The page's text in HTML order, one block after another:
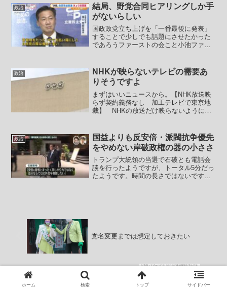
千代田区）に、黒川弘務東...
政治
結局、野党合同ヒアリングしか手
がないらしい
国政政党立ち上げを「一番最後に発表」
することで少しでも話題にさせたかった
であろうファーストの会こと小池ファー
だと１９日の衆院選公示には間に合わな
い事になります。実に間抜...
政治
NHKが映らないテレビの需要あ
りそうですよ
まずはいいニュースから。【NHK放送映
らず契約義務なし 加工テレビで東京地
裁】 NHKの放送だけ映らないように加
との確認を求めた訴訟の判決で、東京地
裁は26日、請求を...
政治
国益よりも反安倍・派閥抗争優先
をやめない岸破政権の器の小ささ
トランプ大統領の当選で石破とも電話会
談を行ったようですが、トータル5分だっ
たようです。時間の長さではないですが
党名変更までは想定しておきたい
ここで訪中するならその程度
ホーム 検索 トップ サイドバー